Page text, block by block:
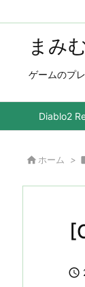
まみ
ゲームのプ
Diablo2
 ホーム >
